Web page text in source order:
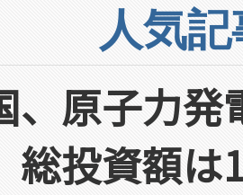
人気
、原子力
投資額は